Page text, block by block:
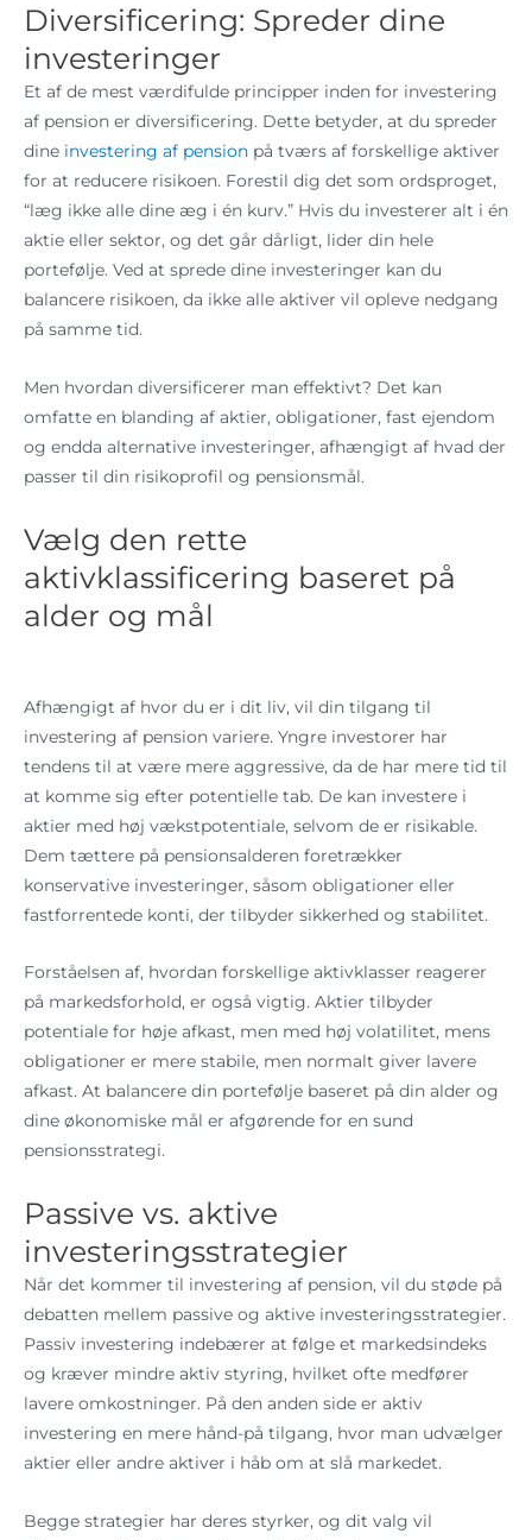
Diversificering: Spreder dine
investeringer
Et af de mest værdifulde principper inden for investering
af pension er diversificering. Dette betyder, at du spreder
dine investering af pension på tværs af forskellige aktiver
for at reducere risikoen. Forestil dig det som ordsproget,
“læg ikke alle dine æg i én kurv.” Hvis du investerer alt i én
aktie eller sektor, og det går dårligt, lider din hele
portefølje. Ved at sprede dine investeringer kan du
balancere risikoen, da ikke alle aktiver vil opleve nedgang
på samme tid.
Men hvordan diversificerer man effektivt? Det kan
omfatte en blanding af aktier, obligationer, fast ejendom
og endda alternative investeringer, afhængigt af hvad der
passer til din risikoprofil og pensionsmål.
Vælg den rette
aktivklassificering baseret på
alder og mål
Afhængigt af hvor du er i dit liv, vil din tilgang til
investering af pension variere. Yngre investorer har
tendens til at være mere aggressive, da de har mere tid til
at komme sig efter potentielle tab. De kan investere i
aktier med høj vækstpotentiale, selvom de er risikable.
Dem tættere på pensionsalderen foretrækker
konservative investeringer, såsom obligationer eller
fastforrentede konti, der tilbyder sikkerhed og stabilitet.
Forståelsen af, hvordan forskellige aktivklasser reagerer
på markedsforhold, er også vigtig. Aktier tilbyder
potentiale for høje afkast, men med høj volatilitet, mens
obligationer er mere stabile, men normalt giver lavere
afkast. At balancere din portefølje baseret på din alder og
dine økonomiske mål er afgørende for en sund
pensionsstrategi.
Passive vs. aktive
investeringsstrategier
Når det kommer til investering af pension, vil du støde på
debatten mellem passive og aktive investeringsstrategier.
Passiv investering indebærer at følge et markedsindeks
og kræver mindre aktiv styring, hvilket ofte medfører
lavere omkostninger. På den anden side er aktiv
investering en mere hånd-på tilgang, hvor man udvælger
aktier eller andre aktiver i håb om at slå markedet.
Begge strategier har deres styrker, og dit valg vil